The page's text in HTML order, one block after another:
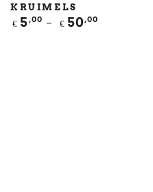
KRUIMELS
Normale
€ 5,00 € 50,00